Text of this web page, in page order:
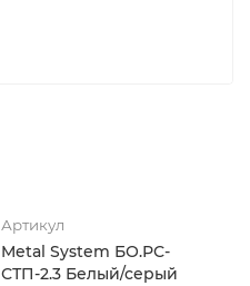
Артикул
Metal System БО.РС-
СТП-2.3 Белый/серый